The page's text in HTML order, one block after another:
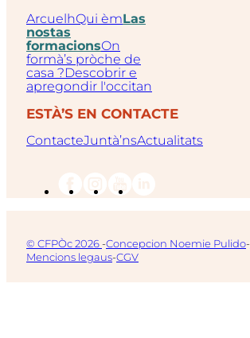
ArcuelhQui èmLas
nostas
formacionsOn
formà’s pròche de
casa ?Descobrir e
apregondir l'occitan
ESTÀ’S EN CONTACTE
ContacteJuntà’nsActualitats
© CFPÒc 2026-Concepcion Noemie Pulido-
Mencions legaus-CGV